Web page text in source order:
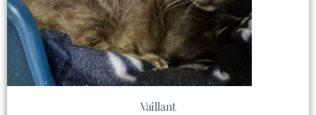
Vaillant